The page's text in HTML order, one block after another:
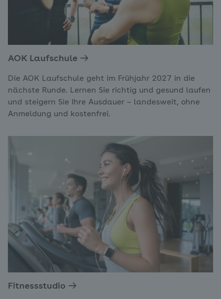
AOK Laufschule
Die AOK Laufschule geht im Frühjahr 2027 in die
nächste Runde. Lernen Sie richtig und gesund laufen
und steigern Sie Ihre Ausdauer – landesweit, ohne
Anmeldung und kostenfrei.
Fitnessstudio